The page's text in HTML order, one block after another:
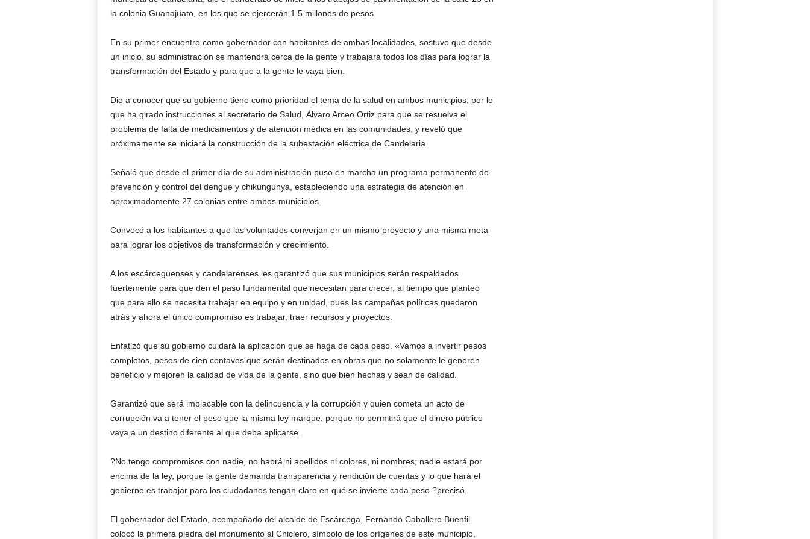
la colonia Guanajuato, en los que se ejercerán 1.5 millones de pesos.
En su primer encuentro como gobernador con habitantes de ambas localidades, sostuvo que desde
un inicio, su administración se mantendrá cerca de la gente y trabajará todos los días para lograr la
transformación del Estado y para que a la gente le vaya bien.
Dio a conocer que su gobierno tiene como prioridad el tema de la salud en ambos municipios, por lo
que ha girado instrucciones al secretario de Salud, Álvaro Arceo Ortiz para que se resuelva el
problema de falta de medicamentos y de atención médica en las comunidades, y reveló que
próximamente se iniciará la construcción de la subestación eléctrica de Candelaria.
Señaló que desde el primer día de su administración puso en marcha un programa permanente de
prevención y control del dengue y chikungunya, estableciendo una estrategia de atención en
aproximadamente 27 colonias entre ambos municipios.
Convocó a los habitantes a que las voluntades converjan en un mismo proyecto y una misma meta
para lograr los objetivos de transformación y crecimiento.
A los escárceguenses y candelarenses les garantizó que sus municipios serán respaldados
fuertemente para que den el paso fundamental que necesitan para crecer, al tiempo que planteó
que para ello se necesita trabajar en equipo y en unidad, pues las campañas políticas quedaron
atrás y ahora el único compromiso es trabajar, traer recursos y proyectos.
Enfatizó que su gobierno cuidará la aplicación que se haga de cada peso. «Vamos a invertir pesos
completos, pesos de cien centavos que serán destinados en obras que no solamente le generen
beneficio y mejoren la calidad de vida de la gente, sino que bien hechas y sean de calidad.
Garantizó que será implacable con la delincuencia y la corrupción y quien cometa un acto de
corrupción va a tener el peso que la misma ley marque, porque no permitirá que el dinero público
vaya a un destino diferente al que deba aplicarse.
?No tengo compromisos con nadie, no habrá ni apellidos ni colores, ni nombres; nadie estará por
encima de la ley, porque la gente demanda transparencia y rendición de cuentas y lo que hará el
gobierno es trabajar para los ciudadanos tengan claro en qué se invierte cada peso ?precisó.
El gobernador del Estado, acompañado del alcalde de Escárcega, Fernando Caballero Buenfil
colocó la primera piedra del monumento al Chiclero, símbolo de los orígenes de este municipio,